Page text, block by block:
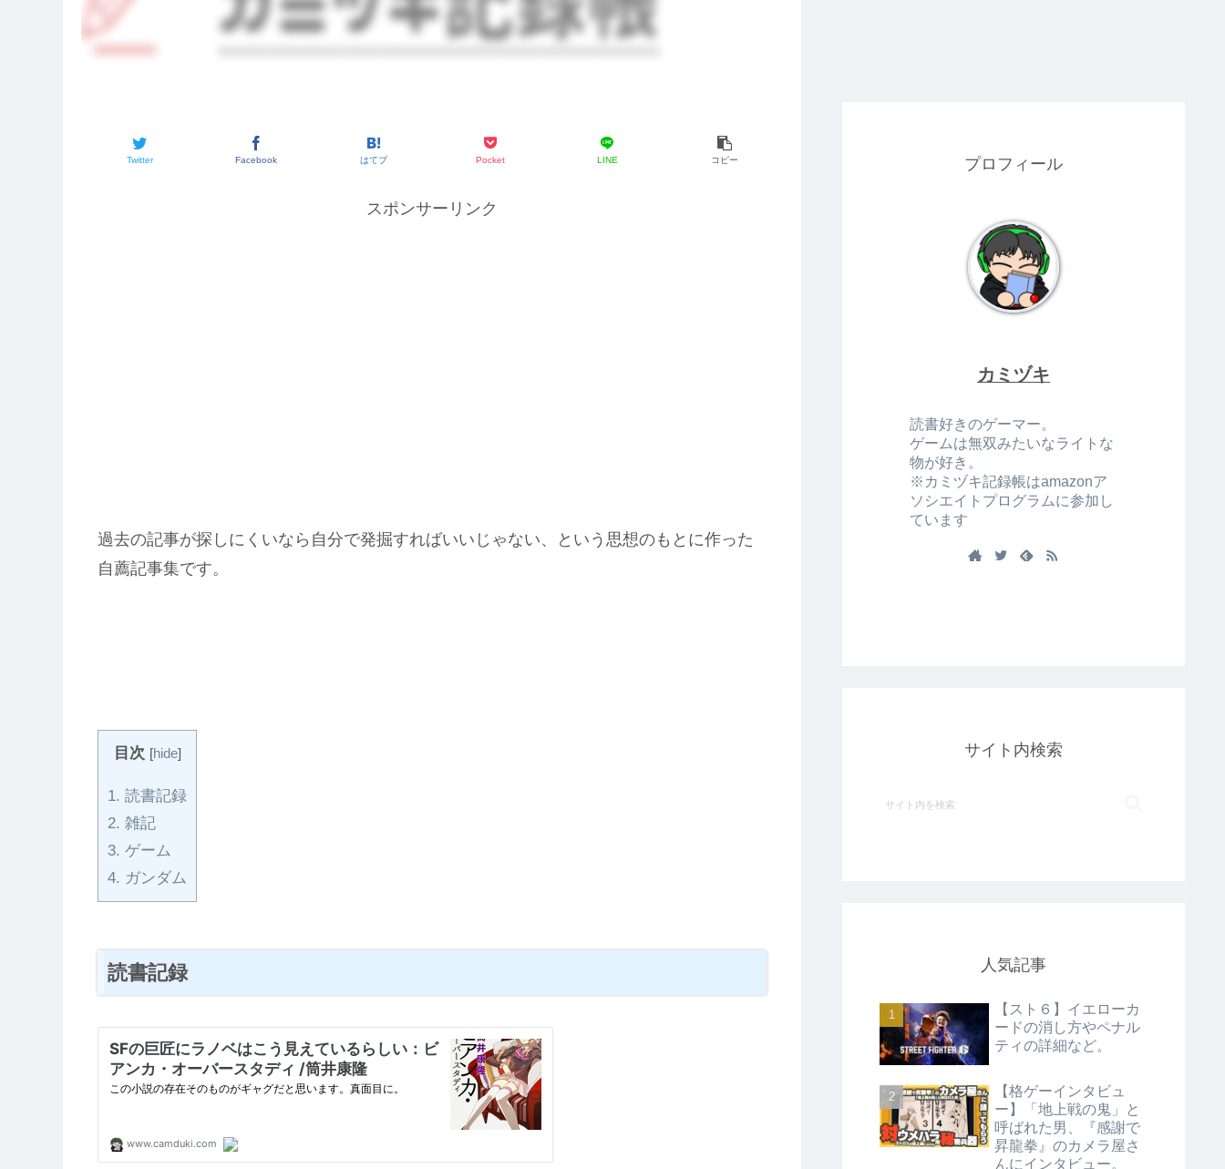
Twitter Facebook はてブ Pocket LINE コピー
スポンサーリンク
過去の記事が探しにくいなら自分で発掘すればいいじゃない、という思想のもとに作った
自薦記事集です。
目次 [hide]
1. 読書記録
2. 雑記
3. ゲーム
4. ガンダム
読書記録
プロフィール
カミヅキ
読書好きのゲーマー。
ゲームは無双みたいなライトな
物が好き。
※カミヅキ記録帳はamazonア
ソシエイトプログラムに参加し
ています
サイト内検索
人気記事
【スト６】イエローカ
ードの消し方やペナル
ティの詳細など。
【格ゲーインタビュ
ー】「地上戦の鬼」と
呼ばれた男、『感謝で
昇龍拳』のカメラ屋さ
んにインタビュー。